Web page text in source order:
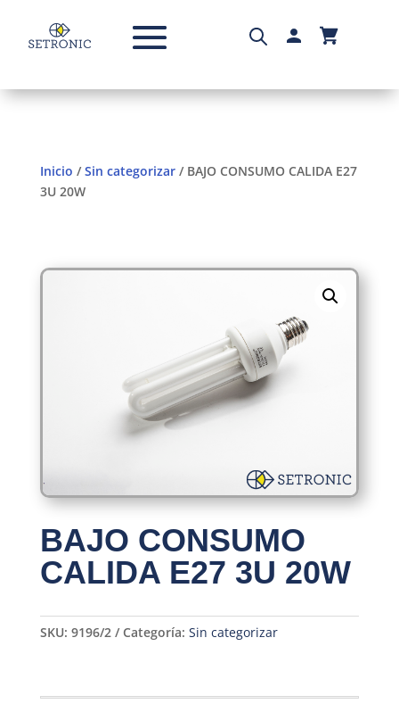
Inicio /Sin categorizar/ BAJO CONSUMO CALIDA E27
3U 20W
BAJO CONSUMO
CALIDA E27 3U 20W
SKU: 9196/2 Categoría: Sin categorizar